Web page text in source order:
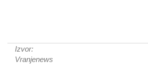
Izvor:
Vranjenews